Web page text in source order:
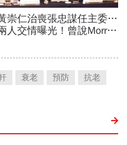
衰老 預防 抗老